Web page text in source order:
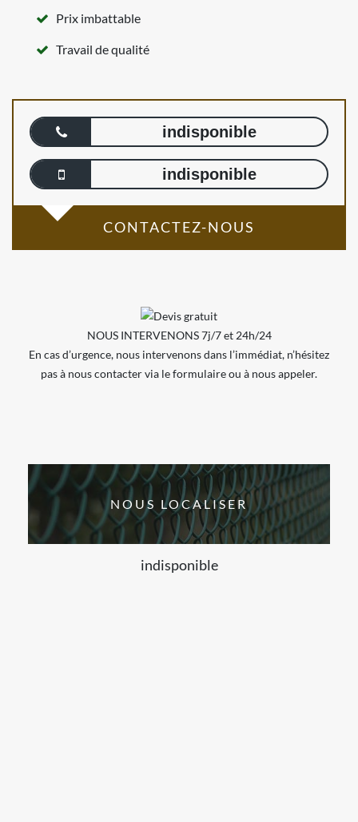
Prix imbattable
Travail de qualité
indisponible
indisponible
CONTACTEZ-NOUS
NOUS INTERVENONS 7j/7 et 24h/24
En cas d’urgence, nous intervenons dans l’immédiat, n’hésitez
pas à nous contacter via le formulaire ou à nous appeler.
NOUS LOCALISER
indisponible